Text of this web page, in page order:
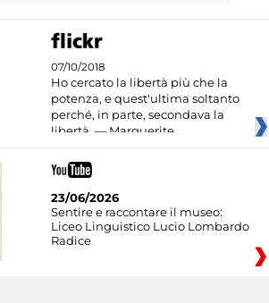
07/10/2018
Ho cercato la libertà più che la
potenza, e quest'ultima soltanto
perché, in parte, secondava la
libertà. — Marguerite
23/06/2026
Sentire e raccontare il museo:
Liceo Linguistico Lucio Lombardo
Radice